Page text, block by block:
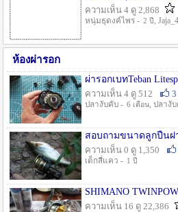
ความเห็น 4 ดู 2,868
หนุ่มธุดงค์ไพร - 2 ปี ,
ห้องผ่ารอก
ผ่ารอกเบทTeban
ความเห็น 4 ดู 512
3
ปลางับคับ - 6 เดือน, ปลางั
สอบถามขนาดลูกปืนฝ
ความเห็น 0 ดู 1,350
เด็กสี่แคว - 1 ปี
SHIMANO
ความเห็น 16 ดู 22,386